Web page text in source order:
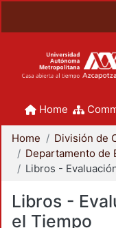
Home
Home
Libros -
el Tiempo